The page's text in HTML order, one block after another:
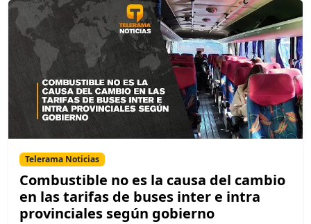
Telerama Noticias
Combustible no es la causa del cambio
en las tarifas de buses inter e intra
provinciales según gobierno